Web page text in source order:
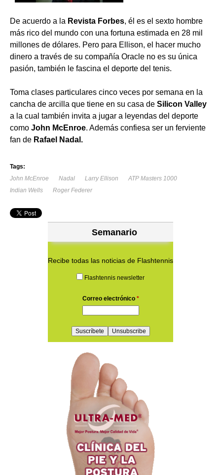
De acuerdo a la Revista Forbes, él es el sexto hombre
más rico del mundo con una fortuna estimada en 28 mil
millones de dólares. Pero para Ellison, el hacer mucho
dinero a través de su compañía Oracle no es su única
pasión, también le fascina el deporte del tenis.
Toma clases particulares cinco veces por semana en la
cancha de arcilla que tiene en su casa de Silicon Valley
a la cual también invita a jugar a leyendas del deporte
como John McEnroe. Además confiesa ser un ferviente
fan de Rafael Nadal.
Tags:
John McEnroe
Nadal Larry Ellison
ATP Masters 1000
Indian Wells
Roger Federer
Semanario
Recibe todas las noticias de Flashtennis
Flashtennis newsletter
Correo electrónico *